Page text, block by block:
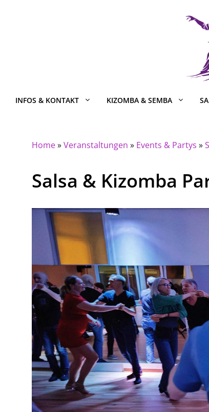
INFOS & KONTAKT KIZOMBA & SEMBA
Home»Veranstaltungen » Events & Partys »
Salsa & Kizomba